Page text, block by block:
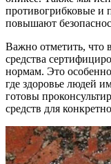
противогрибковые и
повышают
Важно отметить, что
средства
нормам. Это
где здоровье людей
готовы
средств для